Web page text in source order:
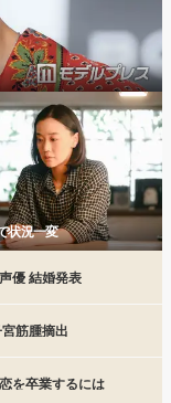
状況一変
優 結婚発表
筋腫摘出
を卒業するには